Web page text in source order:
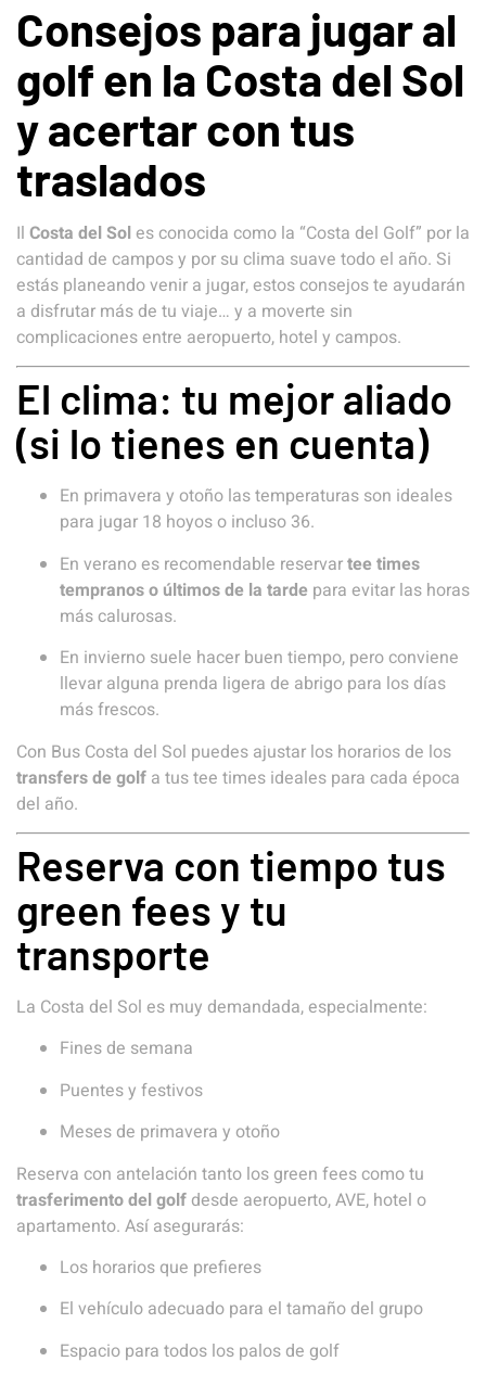
Consejos para jugar al
golf en la Costa del Sol
y acertar con tus
traslados
Il Costa del Sol es conocida como la “Costa del Golf” por la
cantidad de campos y por su clima suave todo el año. Si
estás planeando venir a jugar, estos consejos te ayudarán
a disfrutar más de tu viaje… y a moverte sin
complicaciones entre aeropuerto, hotel y campos.
El clima: tu mejor aliado
(si lo tienes en cuenta)
En primavera y otoño las temperaturas son ideales
para jugar 18 hoyos o incluso 36.
En verano es recomendable reservartee times
tempranos o últimos de la tarde para evitar las horas
más calurosas.
En invierno suele hacer buen tiempo, pero conviene
llevar alguna prenda ligera de abrigo para los días
más frescos.
Con Bus Costa del Sol puedes ajustar los horarios de los
transfers de golf a tus tee times ideales para cada época
del año.
Reserva con tiempo tus
green fees y tu
transporte
La Costa del Sol es muy demandada, especialmente:
Fines de semana
Puentes y festivos
Meses de primavera y otoño
Reserva con antelación tanto los green fees como tu
trasferimento del golf desde aeropuerto, AVE, hotel o
apartamento. Así asegurarás:
Los horarios que prefieres
El vehículo adecuado para el tamaño del grupo
Espacio para todos los palos de golf